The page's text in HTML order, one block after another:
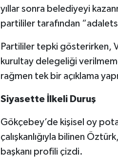
yıllar sonra belediyeyi
partililer tarafından
Partililer tepki gösterirken,
kurultay delegeliği
rağmen tek bir açıklama
Siyasette İlkeli Duruş
Gökçebey’de kişisel oy
çalışkanlığıyla bilinen
başkanı profili çizdi.